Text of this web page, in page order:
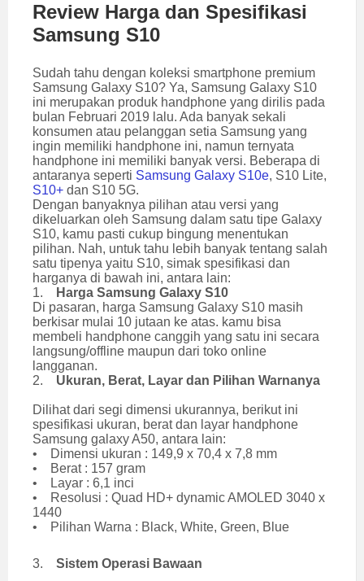
Review Harga dan Spesifikasi
Samsung S10
Sudah tahu dengan koleksi smartphone premium
Samsung Galaxy S10? Ya, Samsung Galaxy S10
ini merupakan produk handphone yang dirilis pada
bulan Februari 2019 lalu. Ada banyak sekali
konsumen atau pelanggan setia Samsung yang
ingin memiliki handphone ini, namun ternyata
handphone ini memiliki banyak versi. Beberapa di
antaranya seperti Samsung Galaxy S10e, S10 Lite,
S10+ dan S10 5G.
Dengan banyaknya pilihan atau versi yang
dikeluarkan oleh Samsung dalam satu tipe Galaxy
S10, kamu pasti cukup bingung menentukan
pilihan. Nah, untuk tahu lebih banyak tentang salah
satu tipenya yaitu S10, simak spesifikasi dan
harganya di bawah ini, antara lain:
1.
Harga Samsung Galaxy S10
Di pasaran, harga Samsung Galaxy S10 masih
berkisar mulai 10 jutaan ke atas. kamu bisa
membeli handphone canggih yang satu ini secara
langsung/offline maupun dari toko online
langganan.
2. Ukuran, Berat, Layar dan Pilihan Warnanya
Dilihat dari segi dimensi ukurannya, berikut ini
spesifikasi ukuran, berat dan layar handphone
Samsung galaxy A50, antara lain:
• Dimensi ukuran : 149,9 x 70,4 x 7,8 mm
• Berat : 157 gram
• Layar : 6,1 inci
• Resolusi : Quad HD+ dynamic AMOLED 3040 x
1440
• Pilihan Warna : Black, White, Green, Blue
3. Sistem Operasi Bawaan